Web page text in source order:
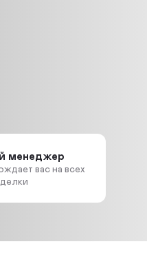
менеджер
вас на всех